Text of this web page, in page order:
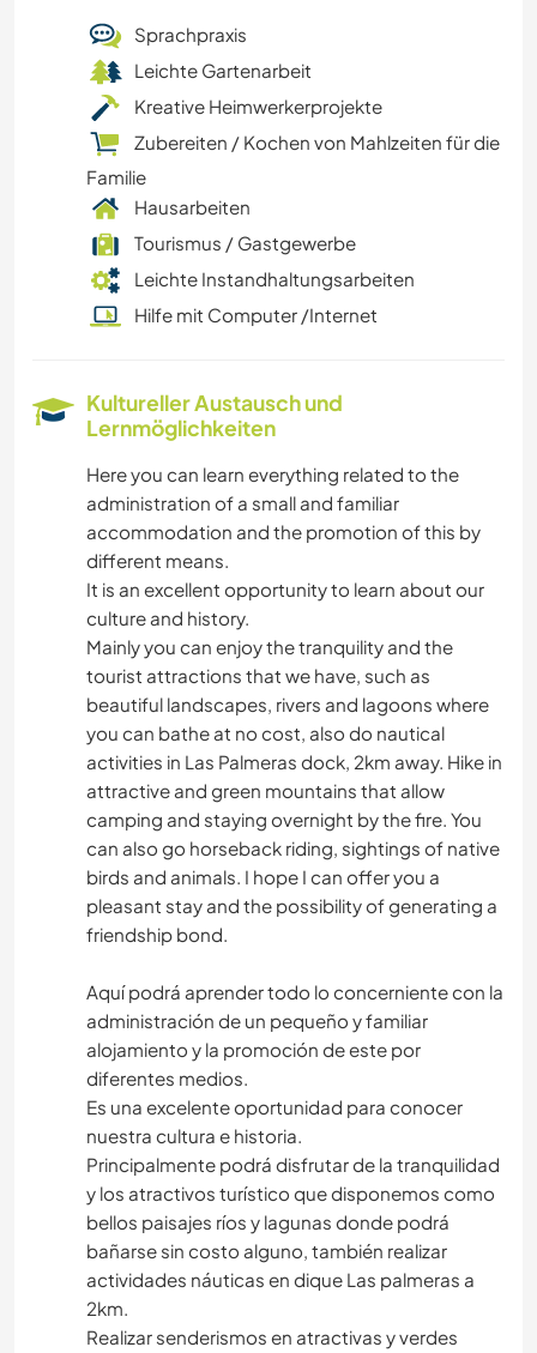
Sprachpraxis
Leichte Gartenarbeit
Kreative Heimwerkerprojekte
Zubereiten / Kochen von Mahlzeiten für die
Familie
Hausarbeiten
Tourismus / Gastgewerbe
Leichte Instandhaltungsarbeiten
Hilfe mit Computer /Internet
Kultureller Austausch und
Lernmöglichkeiten
Here you can learn everything related to the
administration of a small and familiar
accommodation and the promotion of this by
different means.
It is an excellent opportunity to learn about our
culture and history.
Mainly you can enjoy the tranquility and the
tourist attractions that we have, such as
beautiful landscapes, rivers and lagoons where
you can bathe at no cost, also do nautical
activities in Las Palmeras dock, 2km away. Hike in
attractive and green mountains that allow
camping and staying overnight by the fire. You
can also go horseback riding, sightings of native
birds and animals. I hope I can offer you a
pleasant stay and the possibility of generating a
friendship bond.
Aquí podrá aprender todo lo concerniente con la
administración de un pequeño y familiar
alojamiento y la promoción de este por
diferentes medios.
Es una excelente oportunidad para conocer
nuestra cultura e historia.
Principalmente podrá disfrutar de la tranquilidad
y los atractivos turístico que disponemos como
bellos paisajes ríos y lagunas donde podrá
bañarse sin costo alguno, también realizar
actividades náuticas en dique Las palmeras a
2km.
Realizar senderismos en atractivas y verdes